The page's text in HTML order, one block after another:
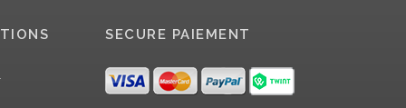
SECURE PAIEMENT